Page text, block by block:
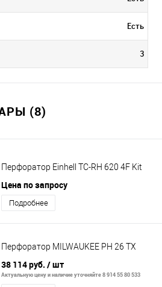
Есть
3
(8)
Перфоратор Einhell TC-RH 620 4F Kit
Цена по запросу
Подробнее
Перфоратор MILWAUKEE PH 26 TX
38 114 руб. / шт
Актуальную цену и наличие уточняйте 8 914 55 80 533